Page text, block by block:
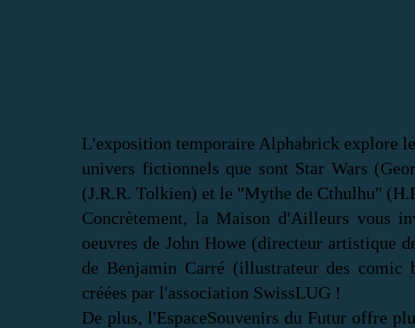
L'exposition temporaire Alphabrick explore
univers fictionnels que sont Star Wars
(J.R.R. Tolkien) et le "Mythe de Cthulhu"
Concrètement, la Maison d'Ailleurs vous
oeuvres de John Howe (directeur artistique
de Benjamin Carré (illustrateur des
créées par l'association SwissLUG !
De plus, l'EspaceSouvenirs du Futur offre